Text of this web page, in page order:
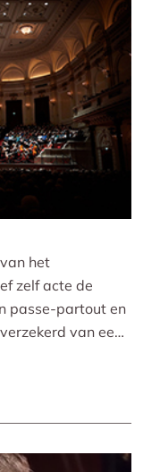
het
zelf acte de
passe-partout en
van een